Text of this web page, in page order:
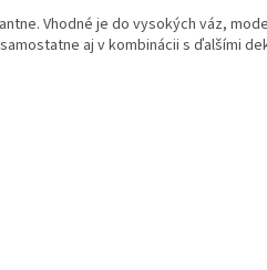
Vhodné je do vysokých váz,
aj v kombinácii s ďalšími